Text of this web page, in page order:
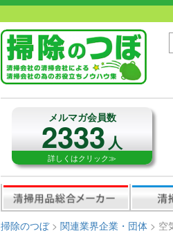
メルマガ会員数
2333人
詳しくはクリック≫
掃除のつぼ> 関連業界企業・団体 > 空